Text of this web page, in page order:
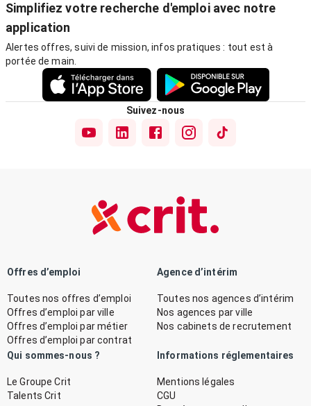
Simplifiez votre recherche d'emploi avec notre
application
Alertes offres, suivi de mission, infos pratiques : tout est à
portée de main.
Suivez-nous
Offres d’emploi
Toutes nos offres d’emploi
Offres d’emploi par ville
Offres d’emploi par métier
Offres d’emploi par contrat
Agence d’intérim
Toutes nos agences d’intérim
Nos agences par ville
Nos cabinets de recrutement
Qui sommes-nous ?
Le Groupe Crit
Talents Crit
Informations réglementaires
Mentions légales
CGU